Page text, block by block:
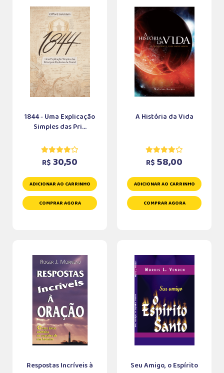
1844 - Uma Explicação
Simples das Pri...
R$ 30,50
ADICIONAR AO CARRINHO
COMPRAR AGORA
A História da Vida
R$ 58,00
ADICIONAR AO CARRINHO
COMPRAR AGORA
Respostas Incríveis à
Seu Amigo, o Espírito